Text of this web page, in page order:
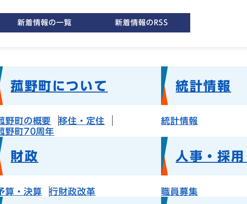
新着情報の一覧 新着情報のRSS
菰野町について
野町の概要
移住・定住
野町70周年
統計情報
統計情報
財政
算・決算 行財政改革
人事・採
職員募集